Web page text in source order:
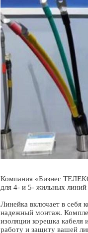
Компания «Бизнес
для 4- и 5- жильных
Линейка включает в себя
надежный монтаж.
изоляции корешка
работу и защиту вашей